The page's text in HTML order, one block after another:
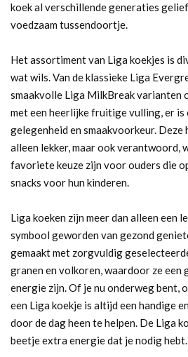
koek al verschillende generaties
voedzaam tussendoortje.
Het assortiment van Liga koekjes is
wat wils. Van de klassieke Liga
smaakvolle Liga MilkBreak varianten
met een heerlijke fruitige vulling, er is
gelegenheid en smaakvoorkeur.
alleen lekker, maar ook verantwoord,
favoriete keuze zijn voor ouders die
snacks voor hun kinderen.
Liga koeken zijn meer dan alleen een
symbool geworden van gezond
gemaakt met zorgvuldig
granen en volkoren, waardoor ze een
energie zijn. Of je nu onderweg bent,
een Liga koekje is altijd een handige
door de dag heen te helpen. De Liga
beetje extra energie dat je nodig hebt.